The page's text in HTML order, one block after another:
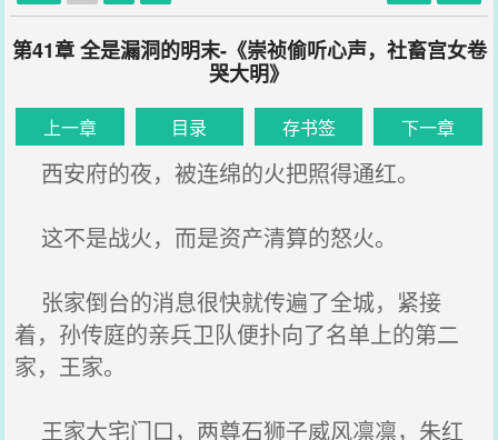
第41章 全是漏洞的明末-《崇祯偷听心声，社畜宫女卷
哭大明》
上一章 目录 存书签 下一章
西安府的夜，被连绵的火把照得通红。
这不是战火，而是资产清算的怒火。
张家倒台的消息很快就传遍了全城，紧接
着，孙传庭的亲兵卫队便扑向了名单上的第二
家，王家。
王家大宅门口，两尊石狮子威风凛凛，朱红